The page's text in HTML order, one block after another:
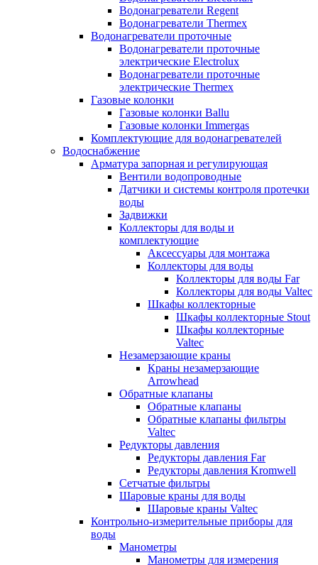
Водонагреватели Regent
Водонагреватели Thermex
Водонагреватели проточные
Водонагреватели проточные
электрические Electrolux
Водонагреватели проточные
электрические Thermex
Газовые колонки
Газовые колонки Ballu
Газовые колонки Immergas
Комплектующие для водонагревателей
Водоснабжение
Арматура запорная и регулирующая
Вентили водопроводные
Датчики и системы контроля протечки
воды
Задвижки
Коллекторы для воды и
комплектующие
Аксессуары для монтажа
Коллекторы для воды
Коллекторы для воды Far
Коллекторы для воды Valtec
Шкафы коллекторные
Шкафы коллекторные Stout
Шкафы коллекторные
Valtec
Незамерзающие краны
Краны незамерзающие
Arrowhead
Обратные клапаны
Обратные клапаны
Обратные клапаны фильтры
Valtec
Редукторы давления
Редукторы давления Far
Редукторы давления Kromwell
Сетчатые фильтры
Шаровые краны для воды
Шаровые краны Valtec
Контрольно-измерительные приборы для
воды
Манометры
Манометры для измерения